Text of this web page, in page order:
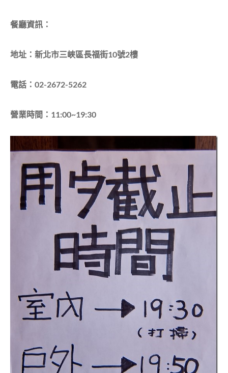
餐廳資訊：
地址：新北市三峽區長福街10號2樓
電話：02-2672-5262
營業時間：11:00~19:30